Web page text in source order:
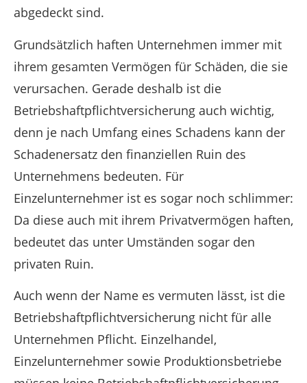
abgedeckt sind.
Grundsätzlich haften Unternehmen immer mit
ihrem gesamten Vermögen für Schäden, die sie
verursachen. Gerade deshalb ist die
Betriebshaftpflichtversicherung auch wichtig,
denn je nach Umfang eines Schadens kann der
Schadenersatz den finanziellen Ruin des
Unternehmens bedeuten. Für
Einzelunternehmer ist es sogar noch schlimmer:
Da diese auch mit ihrem Privatvermögen haften,
bedeutet das unter Umständen sogar den
privaten Ruin.
Auch wenn der Name es vermuten lässt, ist die
Betriebshaftpflichtversicherung nicht für alle
Unternehmen Pflicht. Einzelhandel,
Einzelunternehmer sowie Produktionsbetriebe